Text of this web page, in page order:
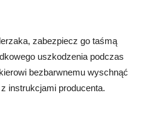
zabezpiecz go taśmą
uszkodzenia podczas
bezbarwnemu wyschnąć
instrukcjami producenta.